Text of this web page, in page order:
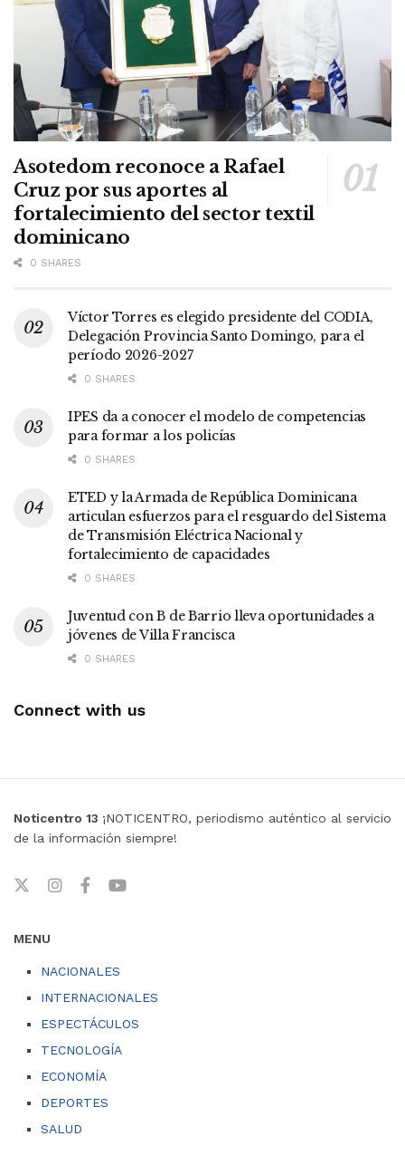
Asotedom reconoce a Rafael
Cruz por sus aportes al
fortalecimiento del sector textil
dominicano
0 SHARES
Víctor Torres es elegido presidente del CODIA,
Delegación Provincia Santo Domingo, para el
período 2026-2027
0 SHARES
IPES da a conocer el modelo de competencias
para formar a los policías
0 SHARES
ETED y la Armada de República Dominicana
articulan esfuerzos para el resguardo del Sistema
de Transmisión Eléctrica Nacional y
fortalecimiento de capacidades
0 SHARES
Juventud con B de Barrio lleva oportunidades a
jóvenes de Villa Francisca
0 SHARES
Connect with us
Noticentro 13 ¡NOTICENTRO, periodismo auténtico al servicio
de la información siempre!
MENU
NACIONALES
INTERNACIONALES
ESPECTÁCULOS
TECNOLOGÍA
ECONOMÍA
DEPORTES
SALUD